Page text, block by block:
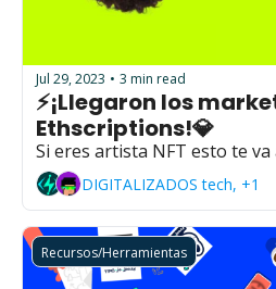
Jul 29, 2023 • 3 min read
⚡¡Llegaron los
Ethscriptions!💎
Si eres artista NFT esto te
DIGITALIZADOS tech, +1
Recursos/Herramientas